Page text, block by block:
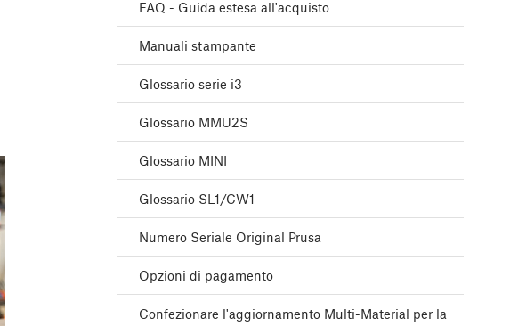
FAQ - Guida estesa all'acquisto
Manuali stampante
Glossario serie i3
Glossario MMU2S
Glossario MINI
Glossario SL1/CW1
Numero Seriale Original Prusa
Opzioni di pagamento
Confezionare l'aggiornamento Multi-Material per la